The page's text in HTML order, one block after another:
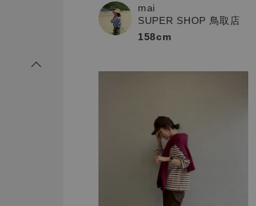
mai
SUPER SHOP 鳥取店
158cm